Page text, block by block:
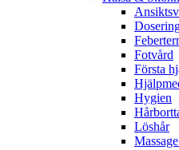
Fotvård
Första
Hygien
Löshår